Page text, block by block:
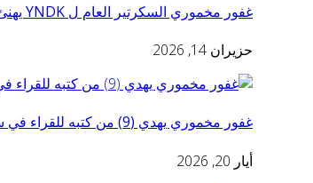
غفور مخموري السكرتير العام ل YNDK يهنئ الحزب الديم…
حزيران 14, 2026
غفور مخموري يهدي (9) من كتبه للقراء في سوران
أيار 20, 2026